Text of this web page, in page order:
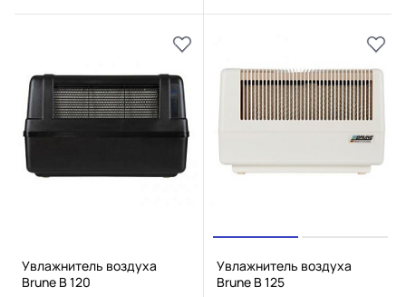
Увлажнитель воздуха
Brune B 120
Увлажнитель воздуха
Brune B 125